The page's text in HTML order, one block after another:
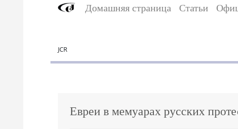
Домашняя страница Статьи
JCR
Евреи в мемуарах русских